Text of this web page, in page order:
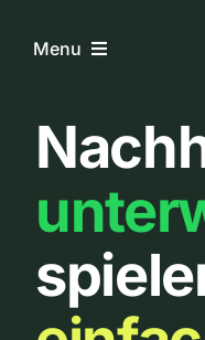
InhaltMenu
Home
Über uns
Urbanlist